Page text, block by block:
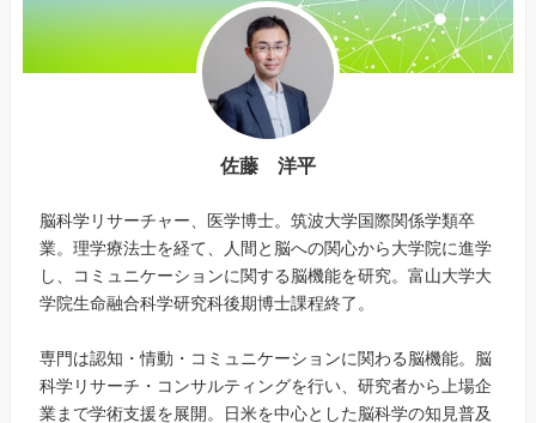
佐藤 洋平
脳科学リサーチャー、医学博士。筑波大学国際関係学類卒
業。理学療法士を経て、人間と脳への関心から大学院に進学
し、コミュニケーションに関する脳機能を研究。富山大学大
学院生命融合科学研究科後期博士課程終了。
専門は認知・情動・コミュニケーションに関わる脳機能。脳
科学リサーチ・コンサルティングを行い、研究者から上場企
業まで学術支援を展開。日米を中心とした脳科学の知見普及